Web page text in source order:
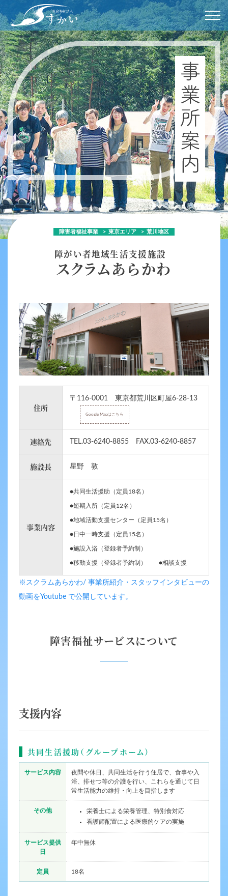
障害者福祉事業 東京エリア 荒川地区
障がい者地域生活支援施設
スクラムあらかわ
住所
〒116-0001 東京都荒川区町屋6-28-13
Google Mapはこちら
連絡先 TEL.03-6240-8855 FAX.03-6240-8857
施設長 星野 敦
事業内容
共同生活援助（定員18名）
短期入所（定員12名）
地域活動支援センター（定員15名）
日中一時支援（定員15名）
施設入浴（登録者予約制）
移動支援（登録者予約制） 相談支援
※スクラムあらかわ/ 事業所紹介・スタッフインタビューの
動画をYoutube で公開しています。
障害福祉サービスについて
支援内容
共同生活援助（グループホーム）
サービス内容
夜間や休日、共同生活を行う住居で、食事や入
浴、排せつ等の介護を行い、これらを通じて日
常生活能力の維持・向上を目指します
その他
栄養士による栄養管理、特別食対応
看護師配置による医療的ケアの実施
サービス提供
日
年中無休
定員 18名